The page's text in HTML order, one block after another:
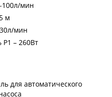
100л/мин
м
мин
– 260Вт
для автоматического